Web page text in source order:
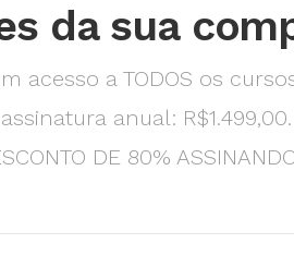
da sua
acesso a TODOS os
anual: R$1.499,00.
DE 80%